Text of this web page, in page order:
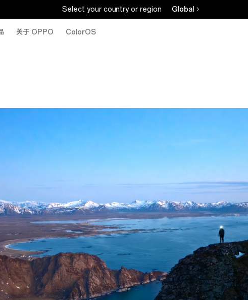
Select your country or region Global
关于 OPPO ColorOS